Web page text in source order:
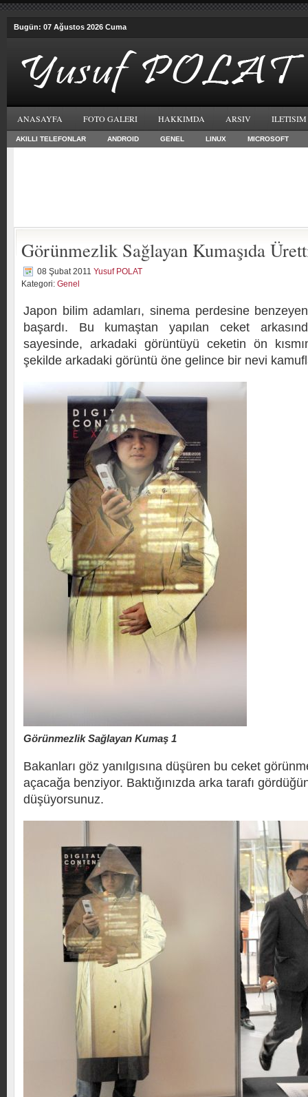
Bugün: 07 Ağustos 2026 Cuma
ANASAYFA FOTO GALERI HAKKIMDA ARSIV ILETISIM
AKILLI TELEFONLAR ANDROID GENEL LINUX MICROSOFT
Görünmezlik Sağlayan Kumaşıda
08 Şubat 2011 Yusuf POLAT
Kategori: Genel
Japon bilim adamları, sinema perdesine
başardı. Bu kumaştan yapılan ceket
sayesinde, arkadaki görüntüyü ceketin ön
şekilde arkadaki görüntü öne gelince bir nevi
Görünmezlik Sağlayan Kumaş 1
Bakanları göz yanılgısına düşüren bu ceket
açacağa benziyor. Baktığınızda arka tarafı
düşüyorsunuz.